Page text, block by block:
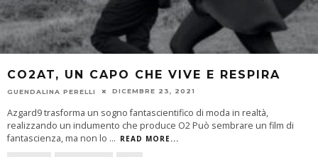
CO2AT, UN CAPO CHE VIVE E RESPIRA
GUENDALINA PERELLI DICEMBRE 23, 2021
Azgard9 trasforma un sogno fantascientifico di moda in realtà,
realizzando un indumento che produce O2 Può sembrare un film di
fantascienza, ma non lo ... READ MORE...